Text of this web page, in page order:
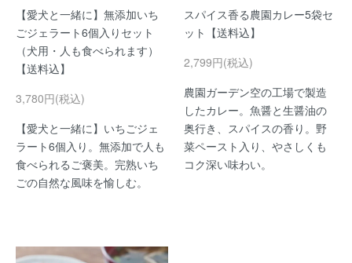
【愛犬と一緒に】無添加いち
ごジェラート6個入りセット
（犬用・人も食べられます）
【送料込】
3,780円(税込)
【愛犬と一緒に】いちごジェ
ラート6個入り。無添加で人も
食べられるご褒美。完熟いち
ごの自然な風味を愉しむ。
スパイス香る農園カレー5袋セ
ット【送料込】
2,799円(税込)
農園ガーデン空の工場で製造
したカレー。魚醤と生醤油の
奥行き、スパイスの香り。野
菜ペースト入り、やさしくも
コク深い味わい。